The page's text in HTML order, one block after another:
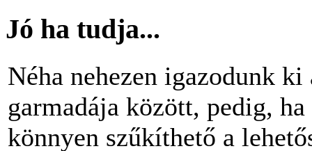
Jó ha tudja...
Néha nehezen igazodunk
garmadája között, pedig,
könnyen szűkíthető a